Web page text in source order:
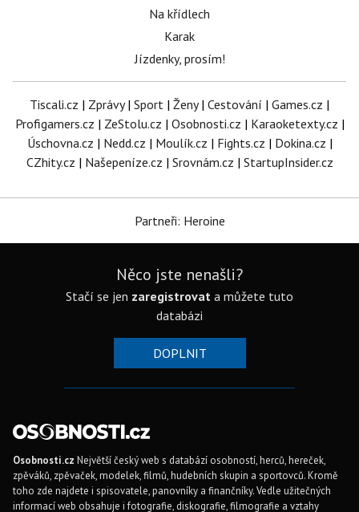
Na křídlech
Karak
Jízdenky, prosím!
Tiscali.cz | Zprávy| Sport | Ženy| Cestování | Games.cz |
Profigamers.cz | ZeStolu.cz | Osobnosti.cz | Karaoketexty.cz |
Úschovna.cz | Nedd.cz | Moulík.cz | Fights.cz | Dokina.cz |
CZhity.cz | Našepeníze.cz | Srovnám.cz | StartupInsider.cz
Partneři: Heroine
Něco jste nenašli?
Stačí se jen zaregistrovat a můžete tuto
databázi
DOPLNIT
Osobnosti.cz Největší český web s databází osobností, herců, hereček,
zpěváků, zpěvaček, modelek, filmů, hudebních skupin a sportovců. Kromě
toho zde najdete i spisovatele, panovníky a finančníky. Vedle užitečných
informací web obsahuje i fotografie, diskografie, filmografie a vztahy